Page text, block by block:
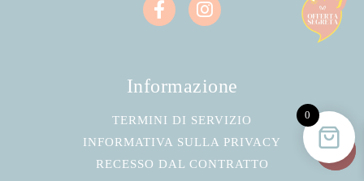
Informazione
TERMINI DI SERVIZIO
INFORMATIVA SULLA PRIVACY
RECESSO DAL CONTRATTO
0